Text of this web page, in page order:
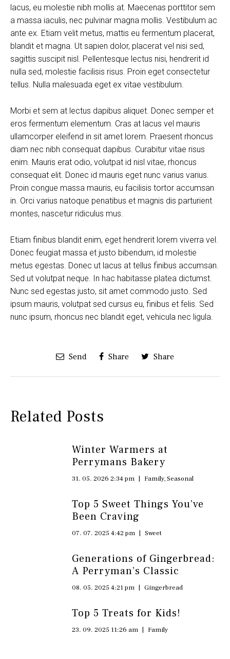
lacus, eu molestie nibh mollis at. Maecenas porttitor sem
a massa iaculis, nec pulvinar magna mollis. Vestibulum ac
ante ex. Etiam velit metus, mattis eu fermentum placerat,
blandit et magna. Ut sapien dolor, placerat vel nisi sed,
sagittis suscipit nisl. Pellentesque lectus nisi, hendrerit id
nulla sed, molestie facilisis risus. Proin eget consectetur
tellus. Nulla malesuada eget ex vitae vestibulum.
Morbi et sem at lectus dapibus aliquet. Donec semper et
eros fermentum elementum. Cras at lacus vel mauris
ullamcorper eleifend in sit amet lorem. Praesent rhoncus
diam nec nibh consequat dapibus. Curabitur vitae risus
enim. Mauris erat odio, volutpat id nisl vitae, rhoncus
consequat elit. Donec id mauris eget nunc varius varius.
Proin congue massa mauris, eu facilisis tortor accumsan
in. Orci varius natoque penatibus et magnis dis parturient
montes, nascetur ridiculus mus.
Etiam finibus blandit enim, eget hendrerit lorem viverra vel.
Donec feugiat massa et justo bibendum, id molestie
metus egestas. Donec ut lacus at tellus finibus accumsan.
Sed ut volutpat neque. In hac habitasse platea dictumst.
Nunc sed egestas justo, sit amet commodo justo. Sed
ipsum mauris, volutpat sed cursus eu, finibus et felis. Sed
nunc ipsum, rhoncus nec blandit eget, vehicula nec ligula.
Send Share Share
Related Posts
Winter Warmers at
Perrymans Bakery
31. 05. 2026 2:34 pm | Family,Seasonal
Top 5 Sweet Things You’ve
Been Craving
07. 07. 2025 4:42 pm | Sweet
Generations of Gingerbread:
A Perryman’s Classic
08. 05. 2025 4:21 pm | Gingerbread
Top 5 Treats for Kids!
23. 09. 2025 11:26 am | Family